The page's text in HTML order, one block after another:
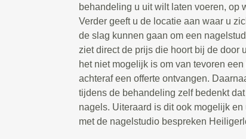
behandeling u uit wilt laten voeren, op
Verder geeft u de locatie aan waar u
de slag kunnen gaan om een
ziet direct de prijs die hoort bij de door
het niet mogelijk is om van tevoren
achteraf een offerte ontvangen.
tijdens de behandeling zelf bedenkt
nagels. Uiteraard is dit ook mogelijk
met de nagelstudio bespreken